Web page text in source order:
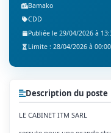
Bamako
CDD
Publiée le 29/04/2026 à
Limite : 28/04/2026 à 00:00
Description du poste
LE CABINET ITM SARL